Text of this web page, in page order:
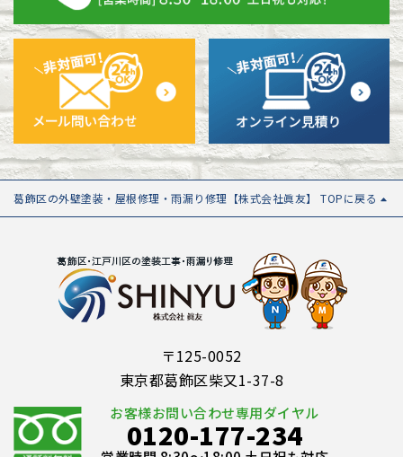
葛飾区の外壁塗装・屋根修理・雨漏り修理【株式会社眞友】 TOPに戻る
〒125-0052
東京都葛飾区柴又1-37-8
お客様お問い合わせ専用ダイヤル
0120-177-234